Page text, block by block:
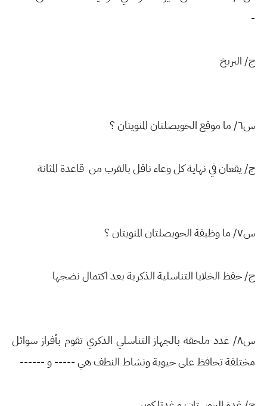
-
ج/ البربخ
س٦/ ما موقع الحويصلتان المنويتان ؟
ج/ يقعان في نهاية كل وعاء ناقل بالقرب من قاعدة المثانة
س٧/ ما وظيفة الحويصلتان المنويتان ؟
ج/ حفظ الخلايا التناسلية الذكرية بعد اكتمال نضجها
س٨/ غدد ملحقة بالجهاز التناسلي الذكري تقوم بأفراز سوائل
مختلفة تحافظ على حيوية ونشاط النطف هي ----- و ------